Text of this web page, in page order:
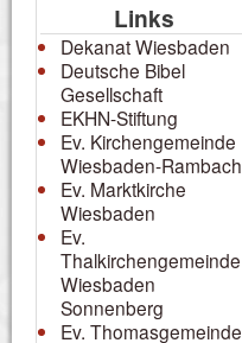
Links
Dekanat Wiesbaden
Deutsche Bibel
Gesellschaft
EKHN-Stiftung
Ev. Kirchengemeinde
Wiesbaden-Rambach
Ev. Marktkirche
Wiesbaden
Ev.
Thalkirchengemeinde
Wiesbaden
Sonnenberg
Ev. Thomasgemeinde